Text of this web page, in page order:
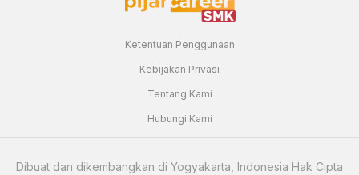
Ketentuan Penggunaan
Kebijakan Privasi
Tentang Kami
Hubungi Kami
Dibuat dan dikembangkan di Yogyakarta, Indonesia Hak Cipta